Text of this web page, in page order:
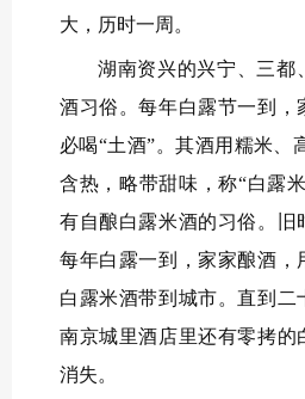
大，历时一周。
湖南资兴的兴宁、三都
酒习俗。每年白露节一到，
必喝“土酒”。其酒用糯米、
含热，略带甜味，称“白露
有自酿白露米酒的习俗。旧
每年白露一到，家家酿酒，
白露米酒带到城市。直到二
南京城里酒店里还有零拷的
消失。